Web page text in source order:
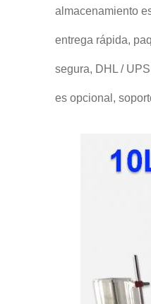
almacenamiento
entrega rápida,
segura, DHL /
es opcional,